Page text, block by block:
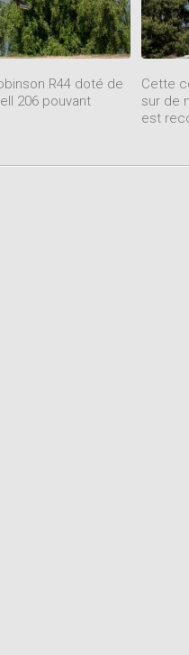
R44 doté de
206 pouvant
Cette
sur de
est